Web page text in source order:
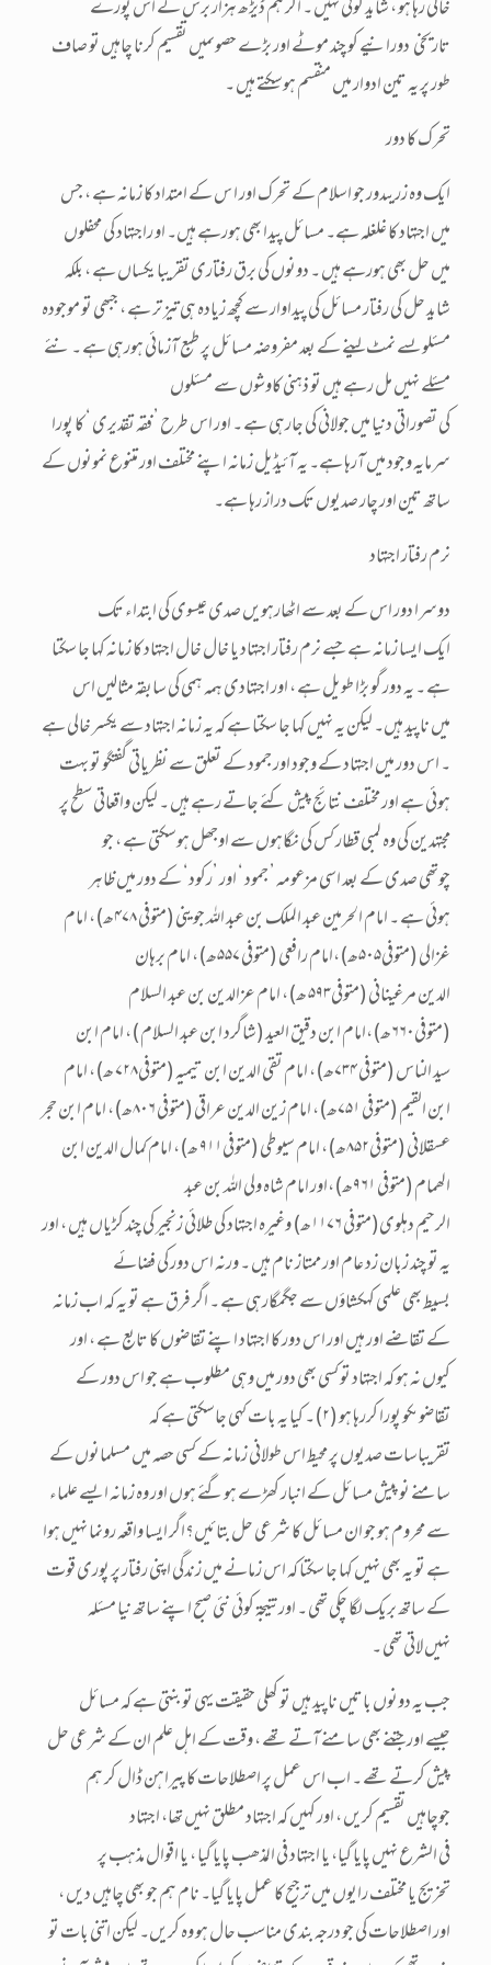
خالی رہا ہو ، شاید کوئی نہیں ۔ اگر ہم ڈیڑھ ہزار برس کے اس پورے
تاریخی دورانیے کو چند موٹے اور بڑے حصوںمیں تقسیم کرنا چاہیں تو صاف
طور پر یہ تین ادوار میں منقسم ہوسکتے ہیں ۔
تحرک کا دور
ایک وہ زریںدور جو اسلام کے تحرک اور ا س کے امتداد کا زمانہ ہے ، جس
میں اجتہاد کا غلغلہ ہے۔ مسائل پیدا بھی ہورہے ہیں۔ او راجتہاد کی محفلوں
میں حل بھی ہورہے ہیں ۔ دونوں کی برق رفتاری تقریبا یکساں ہے ، بلکہ
شاید حل کی رفتار مسائل کی پیداوار سے کچھ زیادہ ہی تیز تر ہے ، جبھی تو موجودہ
مسئلوںسے نمٹ لینے کے بعد مفروضہ مسائل پر طبع آزمائی ہورہی ہے ۔ نئے
مسئلے نہیں مل رہے ہیں تو ذہنی کاوشوں سے مسئلوں
کی تصوراتی دنیا میں جولانی کی جارہی ہے ۔ اور اس طرح ’ فقہ تقدیری ‘ کا پورا
سرمایہ وجود میں آرہا ہے۔ یہ آئیڈیل زمانہ اپنے مختلف اور متنوع نمونوں کے
ساتھ تین اور چار صدیوں تک دراز رہا ہے۔
نرم رفتار اجتہاد
ایک ایسا زمانہ ہے جسے نرم رفتار اجتہاد یا خال خال اجتہاد کا زمانہ کہا جا سکتا
ہے ۔ یہ دور گو بڑا طویل ہے ، اور اجتہادی ہمہ ہمی کی سابقہ مثالیں اس
میں ناپید ہیں۔ لیکن یہ نہیں کہا جا سکتا ہے کہ یہ زمانہ اجتہاد سے یکسر خالی ہے
۔ اس دور میں اجتہاد کے وجود اور جمود کے تعلق سے نظریاتی گفتگو تو بہت
ہوئی ہے اور مختلف نتائج پیش کئے جاتے رہے ہیں ۔ لیکن واقعاتی سطح پر
مجتہدین کی وہ لمبی قطار کس کی نگاہوں سے اوجھل ہوسکتی ہے ، جو
چوتھی صدی کے بعد اسی مزعومہ ’ جمود ‘ اور ’رکود‘ کے دور میں ظاہر
ہوئی ہے ۔ امام الحرمین عبد الملک بن عبد اللہ جوینی (متوفی ۴۷۸ھ)، امام
غزالی (متوفی۵۰۵ھ)،امام رافعی (متوفی ۵۵۷ھ)، امام برہان
الدین مرغینانی (متوفی۵۹۳ ھ)، امام عزالدین بن عبد السلام
(متوفی۶۶۰ھ)،امام ابن دقیق العید (شاگرد ابن عبد السلام )، امام ابن
سید الناس (متوفی ۷۳۴ھ)، امام تقی الدین ابن تیمیہ (متوفی۷۲۸ ھ)، امام
ابن القیم (متوفی ۷۵۱ھ)، امام زین الدین عراقی (متوفی ۸۰۶ھ)، امام ابن حجر
عسقلانی (متوفی۸۵۲ھ)، امام سیوطی (متوفی۹۱۱ ھ)، امام کمال الدین ابن
الھمام (متوفی ۹۶۱ھ)،اور امام شاہ ولی اللہ بن عبد
الرحیم دہلوی(متوفی ۱۱۷۶ھ) وغیرہ اجتہاد کی طلائی زنجیر کی چند کڑیاں ہیں ، اور
یہ تو چند زبان زد عام اور ممتاز نام ہیں ۔ ورنہ اس دور کی فضائے
بسیط بھی علمی کہکشاؤں سے جگمگارہی ہے ۔ اگر فرق ہے تو یہ کہ اب زمانہ
کے تقاضے اور ہیں اور اس دور کا اجتہاد اپنے تقاضوں کا تابع ہے ، اور
کیوں نہ ہو کہ اجتہاد تو کسی بھی دور میں وہی مطلوب ہے جو اس دور کے
تقاضوںکو پورا کررہا ہو (۲)۔ کیا یہ بات کہی جاسکتی ہے کہ
تقریباسات صدیوں پر محیط اس طولانی زمانہ کے کسی حصہ میں مسلمانوں کے
سامنے نو پیش مسائل کے انبار کھڑے ہوگئے ہوں اور وہ زمانہ ایسے علماء
سے محروم ہو جو ان مسائل کا شرعی حل بتائیں؟اگر ایسا واقعہ رونما نہیں ہوا
ہے تو یہ بھی نہیں کہا جا سکتا کہ اس زمانے میں زندگی اپنی رفتار پر پوری قوت
کے ساتھ بریک لگا چکی تھی ۔ اورنتیجۃ کوئی نئی صبح اپنے ساتھ نیا مسئلہ
نہیں لاتی تھی ۔
جب یہ دونوں باتیں ناپید ہیں تو کھلی حقیقت یہی تو بنتی ہے کہ مسائل
جیسے اور جتنے بھی سامنے آتے تھے ، وقت کے اہل علم ان کے شرعی حل
پیش کرتے تھے ۔ اب اس عمل پر اصطلاحات کا پیراہن ڈال کر ہم
جوچاہیں تقسیم کریں ، اور کہیں کہ اجتہاد مطلق نہیں تھا، اجتہاد
فی الشرع نہیں پایا گیا، یا اجتہاد فی المذھب پایا گیا ، یا اقوال مذہب پر
تخریج یا مختلف رایوں میں ترجیح کا عمل پایا گیا۔ نام ہم جو بھی چاہیں دیں ،
اور اصطلاحات کی جو درجہ بندی مناسب حال ہو وہ کریں۔ لیکن اتنی بات تو